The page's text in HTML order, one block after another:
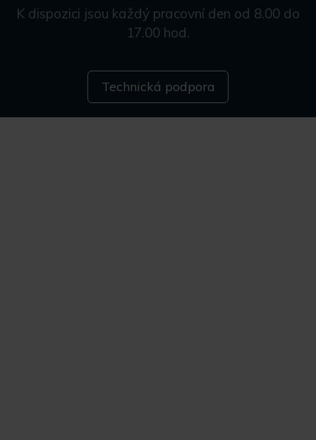
K dispozici jsou každý pracovní den od 8.00 do
17.00 hod.
Technická podpora